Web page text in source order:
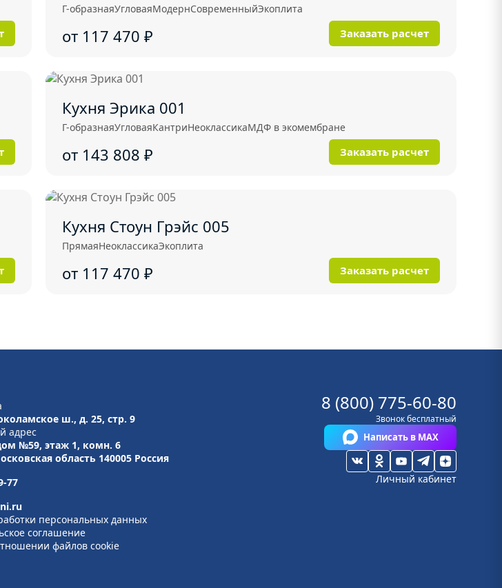
Г-образнаяУгловаяМодернСовременныйЭкоплита
от 117 470 ₽ Заказать расчет
Кухня Эрика 001
Г-образнаяУгловаяКантриНеоклассикаМДФ в экомембране
от 143 808 ₽ Заказать расчет
Кухня Стоун Грэйс 005
ПрямаяНеоклассикаЭкоплита
от 117 470 ₽ Заказать расчет
ш., д. 25, стр. 9
адрес
№59, этаж 1, комн. 6
область 140005 Россия
77
персональных данных
соглашение
файлов cookie
8 (800) 775-60-80
Звонок бесплатный
Написать в MAX
Личный кабинет